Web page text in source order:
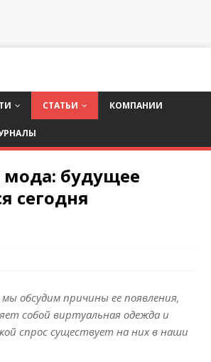
СТАТЬИ КОМПАНИИ
будущее
сегодня
обсудим причины ее появления,
собой виртуальная одежда и
спрос существует на них в наши